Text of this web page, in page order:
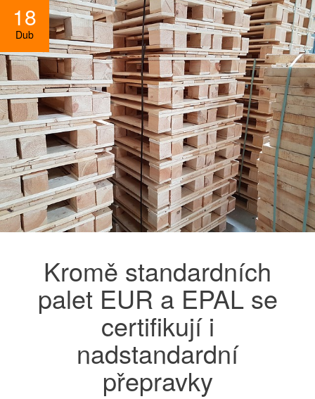
18
Dub
Kromě standardních
palet EUR a EPAL se
certifikují i
nadstandardní
přepravky